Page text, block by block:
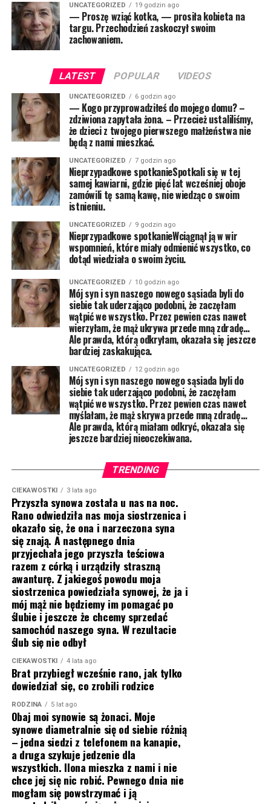
UNCATEGORIZED 19 godzin ago
— Proszę wziąć kotka, — prosiła kobieta na
targu. Przechodzień zaskoczył swoim
zachowaniem.
LATEST POPULAR VIDEOS
UNCATEGORIZED 6 godzin ago
— Kogo przyprowadziłeś do mojego domu? –
zdziwiona zapytała żona. – Przecież ustaliliśmy,
że dzieci z twojego pierwszego małżeństwa nie
będą z nami mieszkać.
UNCATEGORIZED 7 godzin ago
Nieprzypadkowe spotkanieSpotkali się w tej
samej kawiarni, gdzie pięć lat wcześniej oboje
zamówili tę samą kawę, nie wiedząc o swoim
istnieniu.
UNCATEGORIZED 9 godzin ago
Nieprzypadkowe spotkanieWciągnął ją w wir
wspomnień, które miały odmienić wszystko, co
dotąd wiedziała o swoim życiu.
UNCATEGORIZED 10 godzin ago
Mój syn i syn naszego nowego sąsiada byli do
siebie tak uderzająco podobni, że zaczęłam
wątpić we wszystko. Przez pewien czas nawet
wierzyłam, że mąż ukrywa przede mną zdradę…
Ale prawda, którą odkryłam, okazała się jeszcze
bardziej zaskakująca.
UNCATEGORIZED 12 godzin ago
Mój syn i syn naszego nowego sąsiada byli do
siebie tak uderzająco podobni, że zaczęłam
wątpić we wszystko. Przez pewien czas nawet
myślałam, że mąż skrywa przede mną zdradę…
Ale prawda, którą miałam odkryć, okazała się
jeszcze bardziej nieoczekiwana.
TRENDING
CIEKAWOSTKI 3 lata ago
Przyszła synowa została u nas na noc.
Rano odwiedziła nas moja siostrzenica i
okazało się, że ona i narzeczona syna
się znają. A następnego dnia
przyjechała jego przyszła teściowa
razem z córką i urządziły straszną
awanturę. Z jakiegoś powodu moja
siostrzenica powiedziała synowej, że ja i
mój mąż nie będziemy im pomagać po
ślubie i jeszcze że chcemy sprzedać
samochód naszego syna. W rezultacie
ślub się nie odbył
CIEKAWOSTKI 4 lata ago
Brat przybiegł wcześnie rano, jak tylko
dowiedział się, co zrobili rodzice
RODZINA 5 lat ago
Obaj moi synowie są żonaci. Moje
synowe diametralnie się od siebie różnią
– jedna siedzi z telefonem na kanapie,
a druga szykuje jedzenie dla
wszystkich. Ilona mieszka z nami i nie
chce jej się nic robić. Pewnego dnia nie
mogłam się powstrzymać i ją